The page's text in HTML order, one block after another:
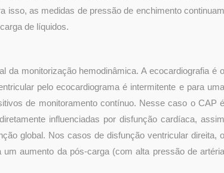
isso, as medidas de pressão de enchimento continuam
de líquidos.
da monitorização hemodinâmica. A ecocardiografia é o
pelo ecocardiograma é intermitente e para uma
de monitoramento contínuo. Nesse caso o CAP é
influenciadas por disfunção cardíaca, assim
global. Nos casos de disfunção ventricular direita, o
aumento da pós-carga (com alta pressão de artéria